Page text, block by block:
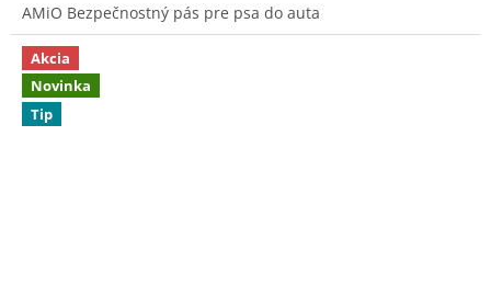
z
5
hviezdičiek.
AMiO Bezpečnostný pás pre psa do auta
Akcia
Novinka
Tip